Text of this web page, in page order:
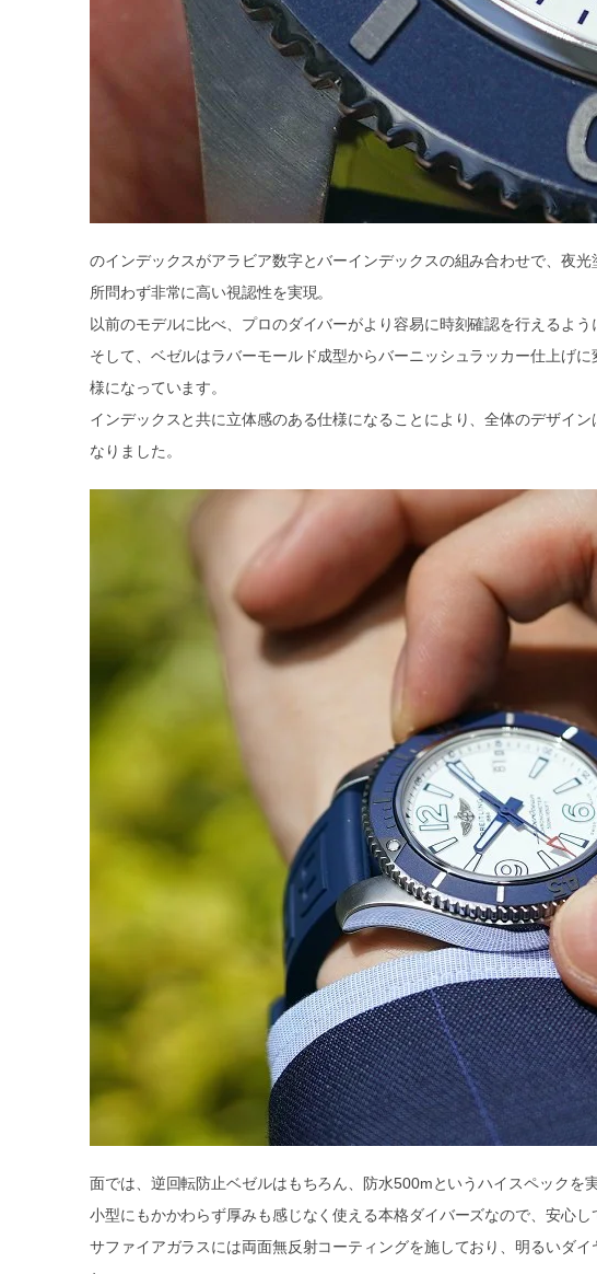
のインデックスがアラビア数字とバーインデックスの組み合わせで、夜
所問わず非常に高い視認性を実現。
以前のモデルに比べ、プロのダイバーがより容易に時刻確認を行えるよう
そして、ベゼルはラバーモールド成型からバーニッシュラッカー仕上げ
様になっています。
インデックスと共に立体感のある仕様になることにより、全体のデザイ
なりました。
面では、逆回転防止ベゼルはもちろん、防水500mというハイスペックを
小型にもかかわらず厚みも感じなく使える本格ダイバーズなので、安心し
サファイアガラスには両面無反射コーティングを施しており、明るいダ